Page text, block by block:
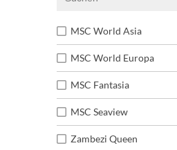
MSC World Asia
MSC World Europa
MSC Fantasia
MSC Seaview
Zambezi Queen